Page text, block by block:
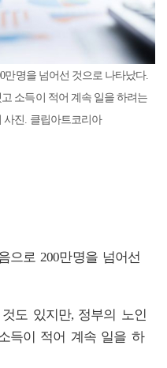
만명을 넘어선 것으로 나타났다.
소득이 적어 계속 일을 하려는
사진. 클립아트코리아
으로 200만명을 넘어선
도 있지만, 정부의 노인
득이 적어 계속 일을 하